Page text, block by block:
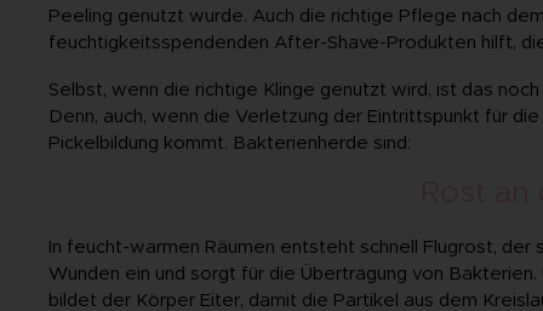
Peeling genutzt wurde. Auch die richtige Pflege nach
feuchtigkeitsspendenden After-Shave-Produkten hilft,
Selbst, wenn die richtige Klinge genutzt wird, ist das
Denn, auch, wenn die Verletzung der Eintrittspunkt für
Pickelbildung kommt. Bakterienherde sind:
In feucht-warmen Räumen entsteht schnell Flugrost,
Wunden ein und sorgt für die Übertragung von
bildet der Körper Eiter, damit die Partikel aus dem